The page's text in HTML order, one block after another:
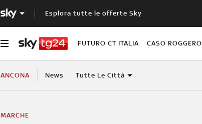
Esplora tutte le offerte Sky
FUTURO CT ITALIA CASO ROGGERO
ANCONA News Tutte Le Città
MARCHE